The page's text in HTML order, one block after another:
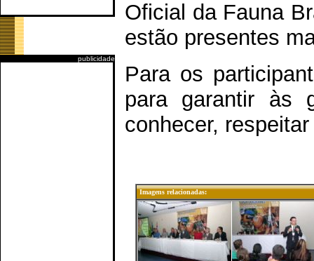
publicidade
Oficial da Fauna
estão presentes
Para os
para garantir às
conhecer,
Imagens relacionadas: